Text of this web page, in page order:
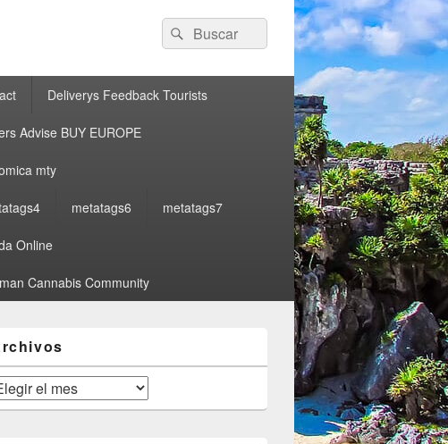
Buscar
por:
Buscar
Deliverys Feedback Tourists
Advise BUY EUROPE
mty
metatags6 metatags7
Online
Cannabis Community